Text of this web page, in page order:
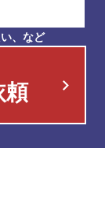
、など
頼